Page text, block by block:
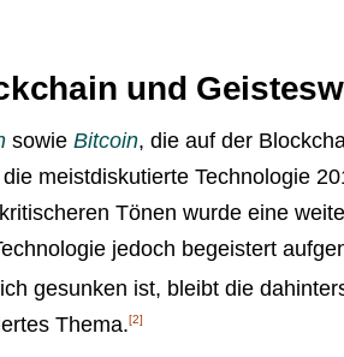
und
sowie Bitcoin, die auf der
meistdiskutierte Technologie
Tönen wurde eine
jedoch begeistert
gesunken ist, bleibt die
Thema.[2]